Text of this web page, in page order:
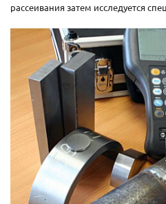
рассеивания затем исследуется